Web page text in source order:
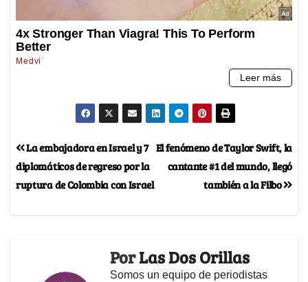
El fenómeno de Taylor Swift, la
cantante #1 del mundo, llegó
también a la Filbo
La embajadora en Israel y 7
diplomáticos de regreso por la
ruptura de Colombia con Israel
PorLas Dos Orillas
Somos un equipo de periodistas